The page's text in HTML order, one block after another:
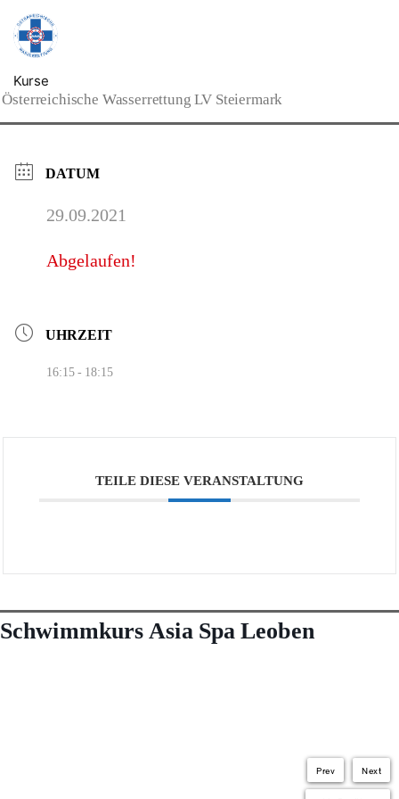
Kurse
Wasserrettung LV Steiermark
DATUM
29.09.2021
Abgelaufen!
UHRZEIT
16:15 - 18:15
TEILE DIESE VERANSTALTUNG
Schwimmkurs Asia Spa Leoben
Next
Prev